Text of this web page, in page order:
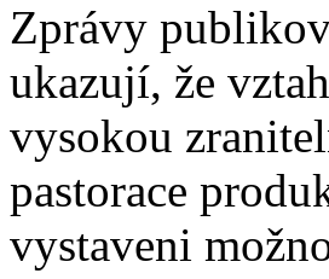
Zprávy
ukazují, že
vysokou
pastorace
vystaveni